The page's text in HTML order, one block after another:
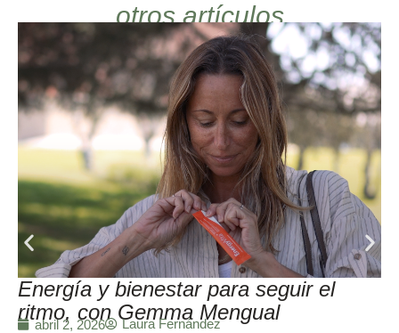
otros artículos
Energía y bienestar para seguir el
ritmo, con Gemma Mengual
abril 2, 2026 Laura Fernández